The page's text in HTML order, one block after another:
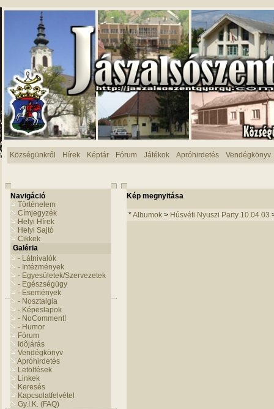
Községünkről Hírek Képtár Fórum Játékok Apróhirdetés Vendégkönyv
Navigáció
Történelem
Címjegyzék
Helyi Hírek
Helyi Sajtó
Cikkek
Galéria
- Látnivalók
- Intézmények
- Egyesületek/Szervezetek
- Egészségügy
- Események
- Nosztalgia
- Képeslapok
- NoComment!
- Humor
Fórum
Idõjárás
Vendégkönyv
Apróhirdetés
Letöltések
Linkek
Keresés
Kapcsolatfelvétel
Gy.I.K. (FAQ)
Kép megnyitása
*Albumok > Húsvéti Nyuszi Party 10.04.03